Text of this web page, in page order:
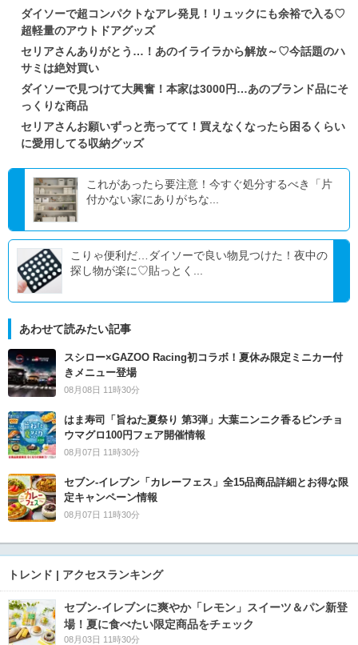
ダイソーで超コンパクトなアレ発見！リュックにも余裕で入る♡
超軽量のアウトドアグッズ
セリアさんありがとう…！あのイライラから解放～♡今話題のハ
サミは絶対買い
ダイソーで見つけて大興奮！本家は3000円…あのブランド品にそ
っくりな商品
セリアさんお願いずっと売ってて！買えなくなったら困るくらい
に愛用してる収納グッズ
これがあったら要注意！今すぐ処分するべき「片
付かない家にありがちな...
こりゃ便利だ…ダイソーで良い物見つけた！夜中の
探し物が楽に♡貼っとく...
あわせて読みたい記事
スシロー×GAZOO Racing初コラボ！夏休み限定ミニカー付
きメニュー登場
08月08日 11時30分
はま寿司「旨ねた夏祭り 第3弾」大葉ニンニク香るビンチョ
ウマグロ100円フェア開催情報
08月07日 11時30分
セブン‐イレブン「カレーフェス」全15品商品詳細とお得な限
定キャンペーン情報
08月07日 11時30分
トレンド | アクセスランキング
セブン‐イレブンに爽やか「レモン」スイーツ＆パン新登
場！夏に食べたい限定商品をチェック
08月03日 11時30分